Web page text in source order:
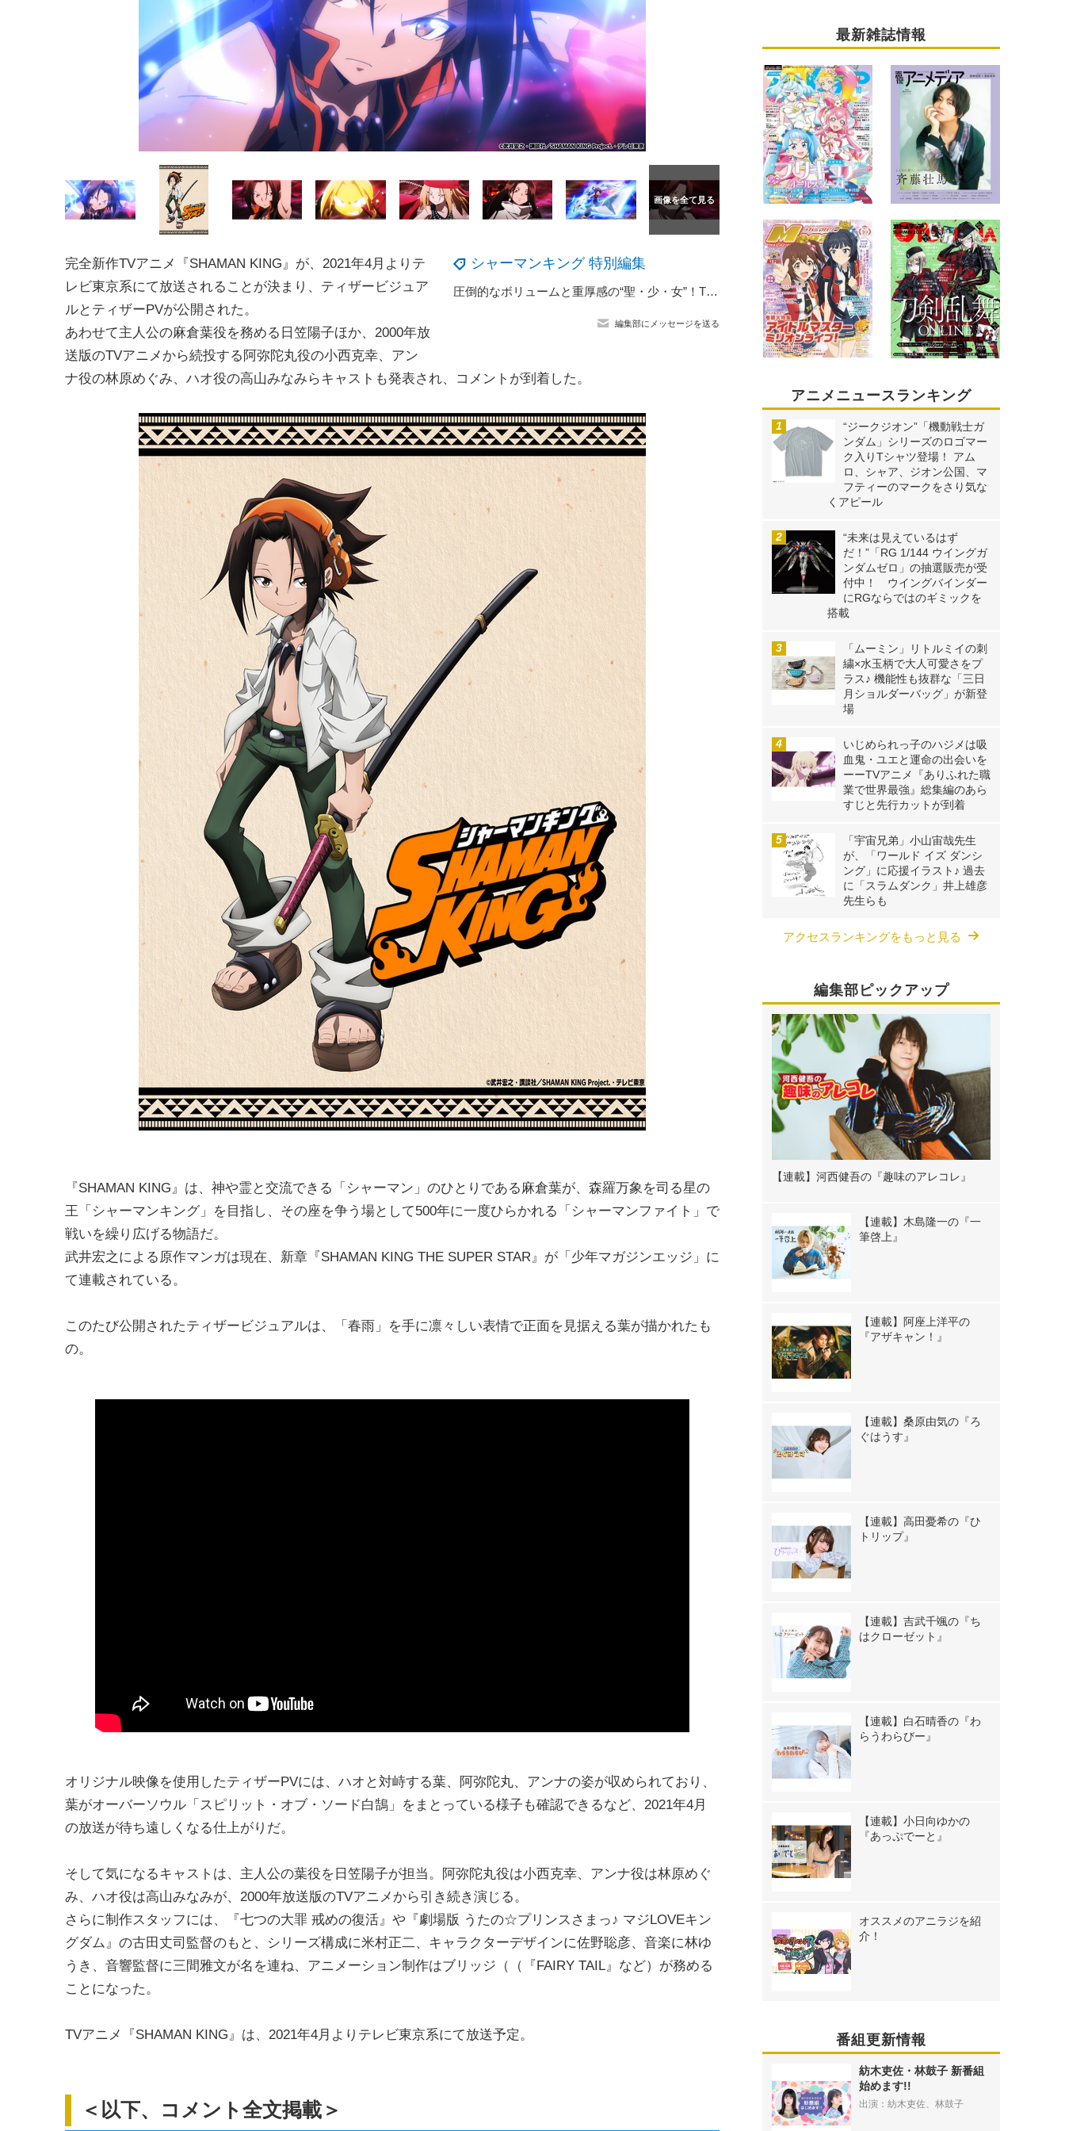
シャーマンキング 特別編集
圧倒的なボリュームと重厚感の“聖・少・女”！TVアニメ『SHAMAN KING』アイアンメイデン・ジャンヌがフィギュア化
編集部にメッセージを送る
完全新作TVアニメ『SHAMAN KING』が、2021年4月よりテ
レビ東京系にて放送されることが決まり、ティザービジュア
ルとティザーPVが公開された。
あわせて主人公の麻倉葉役を務める日笠陽子ほか、2000年放
送版のTVアニメから続投する阿弥陀丸役の小西克幸、アン
ナ役の林原めぐみ、ハオ役の高山みなみらキャストも発表され、コメントが到着した。
『SHAMAN KING』は、神や霊と交流できる「シャーマン」のひとりである麻倉葉が、森羅万象を司る星の
王「シャーマンキング」を目指し、その座を争う場として500年に一度ひらかれる「シャーマンファイト」で
戦いを繰り広げる物語だ。
武井宏之による原作マンガは現在、新章『SHAMAN KING THE SUPER STAR』が「少年マガジンエッジ」に
て連載されている。
このたび公開されたティザービジュアルは、「春雨」を手に凛々しい表情で正面を見据える葉が描かれたも
の。
オリジナル映像を使用したティザーPVには、ハオと対峙する葉、阿弥陀丸、アンナの姿が収められており、
葉がオーバーソウル「スピリット・オブ・ソード白鵠」をまとっている様子も確認できるなど、2021年4月
の放送が待ち遠しくなる仕上がりだ。
そして気になるキャストは、主人公の葉役を日笠陽子が担当。阿弥陀丸役は小西克幸、アンナ役は林原めぐ
み、ハオ役は高山みなみが、2000年放送版のTVアニメから引き続き演じる。
さらに制作スタッフには、『七つの大罪 戒めの復活』や『劇場版 うたの☆プリンスさまっ♪ マジLOVEキン
グダム』の古田丈司監督のもと、シリーズ構成に米村正二、キャラクターデザインに佐野聡彦、音楽に林ゆ
うき、音響監督に三間雅文が名を連ね、アニメーション制作はブリッジ（（『FAIRY TAIL』など）が務める
ことになった。
TVアニメ『SHAMAN KING』は、2021年4月よりテレビ東京系にて放送予定。
＜以下、コメント全文掲載＞
最新雑誌情報
アニメニュースランキング
“ジークジオン”「機動戦士ガ
ンダム」シリーズのロゴマー
ク入りTシャツ登場！ アム
ロ、シャア、ジオン公国、マ
フティーのマークをさり気な
くアピール
“未来は見えているはず
だ！”「RG 1/144 ウイングガ
ンダムゼロ」の抽選販売が受
付中！ ウイングバインダー
にRGならではのギミックを
搭載
「ムーミン」リトルミイの刺
繍×水玉柄で大人可愛さをプ
ラス♪ 機能性も抜群な「三日
月ショルダーバッグ」が新登
場
いじめられっ子のハジメは吸
血鬼・ユエと運命の出会いを
ーーTVアニメ『ありふれた職
業で世界最強』総集編のあら
すじと先行カットが到着
「宇宙兄弟」小山宙哉先生
が、「ワールド イズ ダンシ
ング」に応援イラスト♪ 過去
に「スラムダンク」井上雄彦
先生らも
アクセスランキングをもっと見る
編集部ピックアップ
【連載】河西健吾の『趣味のアレコレ』
【連載】木島隆一の『一
筆啓上』
【連載】阿座上洋平の
『アザキャン！』
【連載】桑原由気の『ろ
ぐはうす』
【連載】高田憂希の『ひ
トリップ』
【連載】吉武千颯の『ち
はクローゼット』
【連載】白石晴香の『わ
らうわらびー』
【連載】小日向ゆかの
『あっぷでーと』
オススメのアニラジを紹
介！
番組更新情報
紡木吏佐・林鼓子 新番組
始めます!!
出演：紡木吏佐、林鼓子